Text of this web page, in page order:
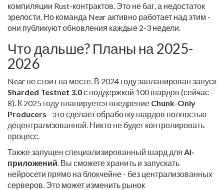
компиляции Rust-контрактов. Это не баг, а недостаток
зрелости. Но команда Near активно работает над этим -
они публикуют обновления каждые 2-3 недели.
Что дальше? Планы на 2025-
2026
Near не стоит на месте. В 2024 году запланирован запуск
Sharded Testnet 3.0с поддержкой 100 шардов (сейчас -
8). К 2025 году планируется внедрение Chunk-Only
Producers - это сделает обработку шардов полностью
децентрализованной. Никто не будет контролировать
процесс.
Также запущен специализированный шард для AI-
приложений . Вы сможете хранить и запускать
нейросети прямо на блокчейне - без централизованных
серверов. Это может изменить рынок